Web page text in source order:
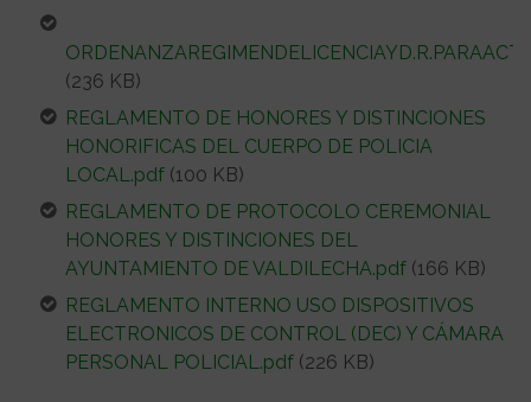
(236 KB)
REGLAMENTO DE HONORES Y DISTINCIONES
HONORIFICAS DEL CUERPO DE POLICIA
LOCAL.pdf (100 KB)
REGLAMENTO DE PROTOCOLO CEREMONIAL
HONORES Y DISTINCIONES DEL
AYUNTAMIENTO DE VALDILECHA.pdf (166 KB)
REGLAMENTO INTERNO USO DISPOSITIVOS
ELECTRONICOS DE CONTROL (DEC) Y CÁMARA
PERSONAL POLICIAL.pdf (226 KB)